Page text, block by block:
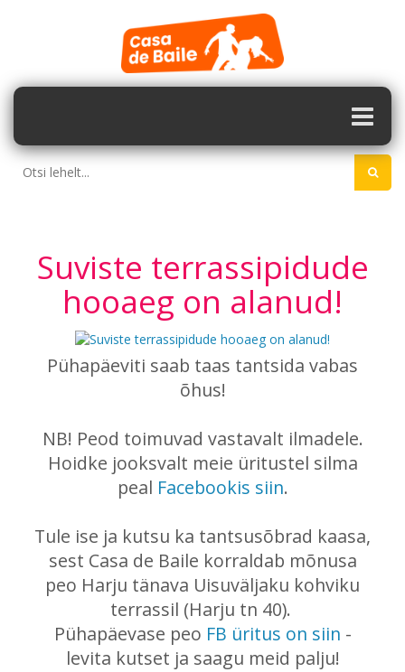
Suviste terrassipidude
hooaeg on alanud!
Pühapäeviti saab taas tantsida vabas
õhus!
NB! Peod toimuvad vastavalt ilmadele.
Hoidke jooksvalt meie üritustel silma
peal Facebookis siin.
Tule ise ja kutsu ka tantsusõbrad kaasa,
sest Casa de Baile korraldab mõnusa
peo Harju tänava Uisuväljaku kohviku
terrassil (Harju tn 40).
Pühapäevase peo FB üritus on siin -
levita kutset ja saagu meid palju!